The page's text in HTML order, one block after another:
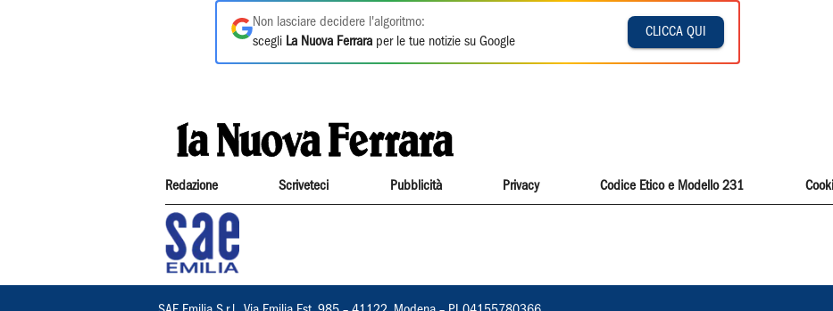
Non lasciare decidere l'algoritmo:
scegli La Nuova Ferrara per le tue notizie su Google
CLICCA QUI
Redazione Scriveteci Pubblicità Privacy Codice Etico e Modello 231